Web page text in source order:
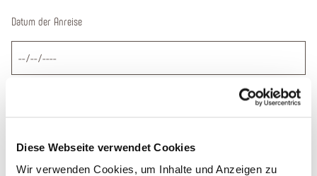
Diese Webseite verwendet Cookies
Wir verwenden Cookies, um Inhalte und Anzeigen zu
Datum der Anreise